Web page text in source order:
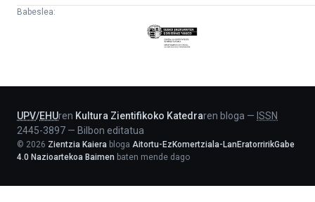
Babeslea:
Eusko
Jaurlaritza
UPV/EHUren Kultura Zientifikoko Katedraren bloga — ISSN
2445-3897 — Bilbon editatua
© 2026 Zientzia Kaiera bloga Aitortu-EzKomertziala-LanEratorririkGabe
4.0 Nazioartekoa Baimen baten mende dago